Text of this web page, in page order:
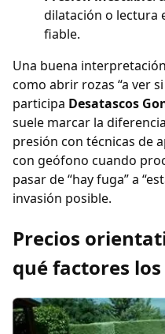
dilatación o lectura
fiable.
Una buena
como abrir rozas “a ver
participa Desatascos
suele marcar la
presión con técnicas de
con geófono cuando
pasar de “hay fuga” a
invasión posible.
Precios
qué factores